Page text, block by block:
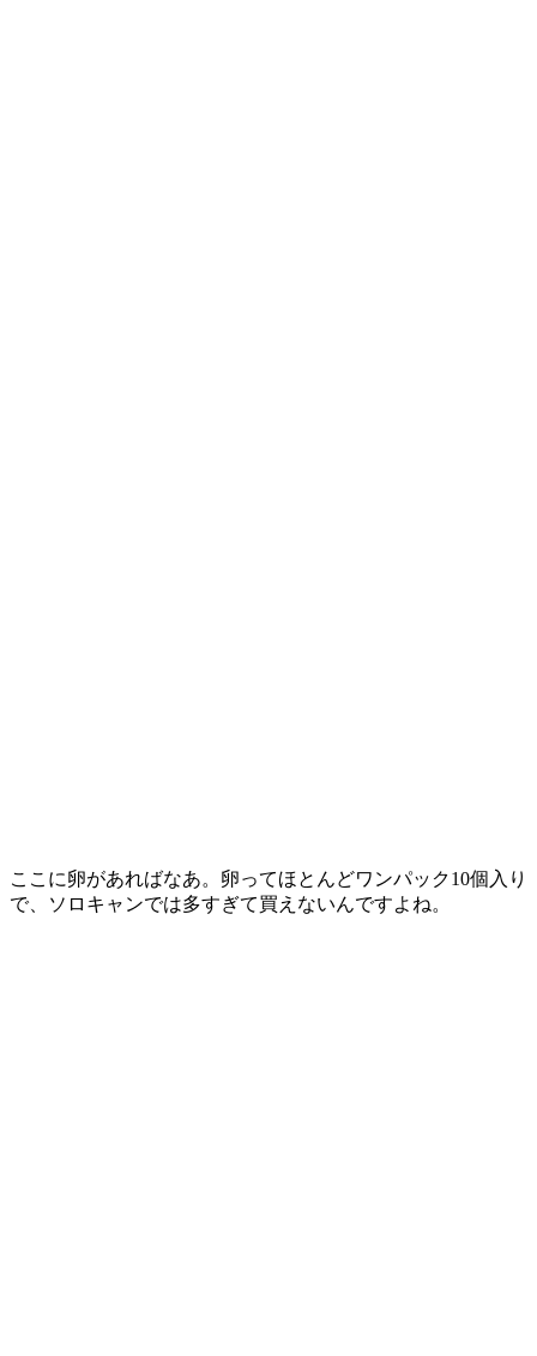
ここに卵があればなあ。卵ってほとんどワンパック10個入り
で、ソロキャンでは多すぎて買えないんですよね。